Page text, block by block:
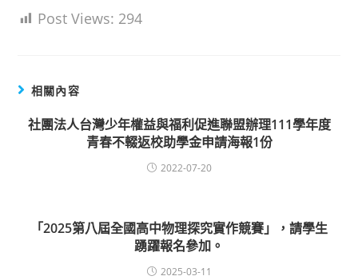
Post Views: 294
相關內容
社團法人台灣少年權益與福利促進聯盟辦理111學年度
青春不輟返校助學金申請海報1份
2022-07-20
「2025第八屆全國高中物理探究實作競賽」，請學生
踴躍報名參加。
2025-03-11